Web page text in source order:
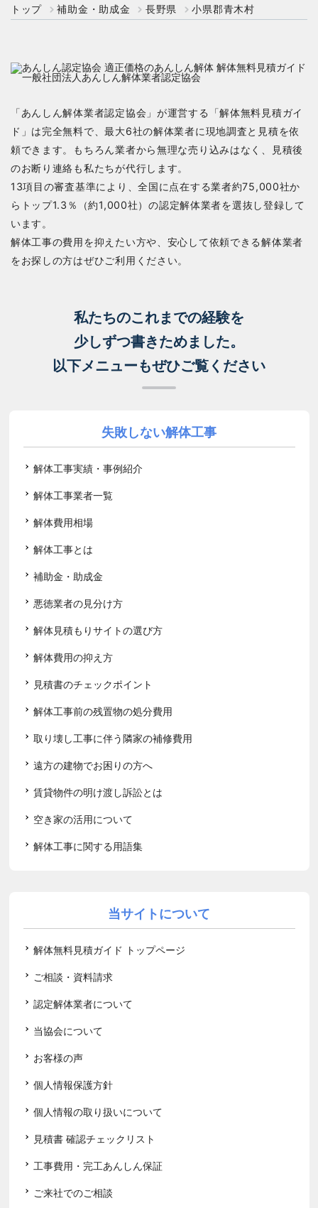
トップ 補助金・助成金 長野県 小県郡青木村
「あんしん解体業者認定協会」が運営する「解体無料見積ガイ
ド」は完全無料で、最大6社の解体業者に現地調査と見積を依
頼できます。もちろん業者から無理な売り込みはなく、見積後
のお断り連絡も私たちが代行します。
13項目の審査基準により、全国に点在する業者約75,000社か
らトップ1.3％（約1,000社）の認定解体業者を選抜し登録して
います。
解体工事の費用を抑えたい方や、安心して依頼できる解体業者
をお探しの方はぜひご利用ください。
私たちのこれまでの経験を
少しずつ書きためました。
以下メニューもぜひご覧ください
失敗しない解体工事
解体工事実績・事例紹介
解体工事業者一覧
解体費用相場
解体工事とは
補助金・助成金
悪徳業者の見分け方
解体見積もりサイトの選び方
解体費用の抑え方
見積書のチェックポイント
解体工事前の残置物の処分費用
取り壊し工事に伴う隣家の補修費用
遠方の建物でお困りの方へ
賃貸物件の明け渡し訴訟とは
空き家の活用について
解体工事に関する用語集
当サイトについて
解体無料見積ガイド トップページ
ご相談・資料請求
認定解体業者について
当協会について
お客様の声
個人情報保護方針
個人情報の取り扱いについて
見積書 確認チェックリスト
工事費用・完工あんしん保証
ご来社でのご相談